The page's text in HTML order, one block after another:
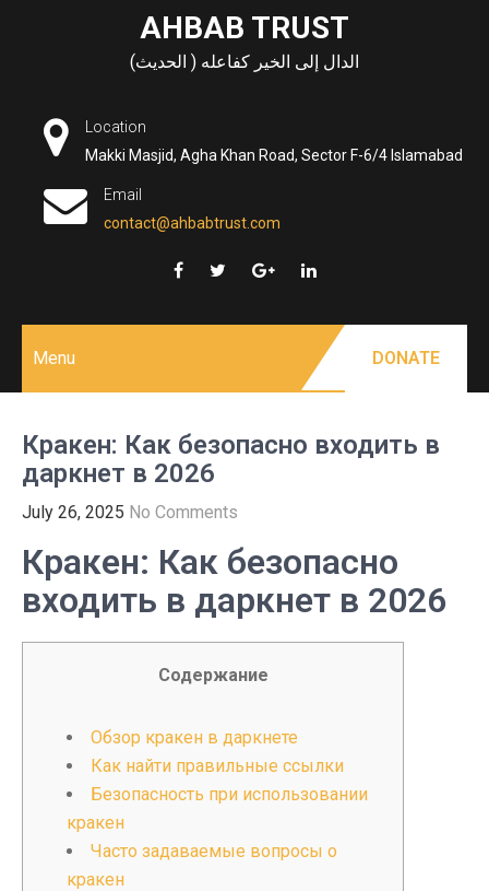
AHBAB TRUST
الدال إلى الخير كفاعله ( الحديث)
Location
Makki Masjid, Agha Khan Road, Sector F-6/4 Islamabad
Email
contact@ahbabtrust.com
Menu DONATE
Кракен: Как безопасно входить в
даркнет в 2026
July 26, 2025 No Comments
Кракен: Как безопасно
входить в даркнет в 2026
Содержание
Обзор кракен в даркнете
Как найти правильные ссылки
Безопасность при использовании
кракен
Часто задаваемые вопросы о
кракен